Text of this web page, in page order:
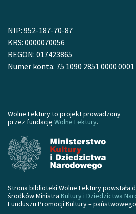
NIP: 952-187-70-87
KRS: 0000070056
REGON: 017423865
Numer konta: 75 1090 2851 0000 0001
Wolne Lektury to projekt prowadzony
przez fundację Wolne Lektury.
Strona biblioteki Wolne Lektury powstała
środków Ministra Kultury i Dziedzictwa
Funduszu Promocji Kultury –